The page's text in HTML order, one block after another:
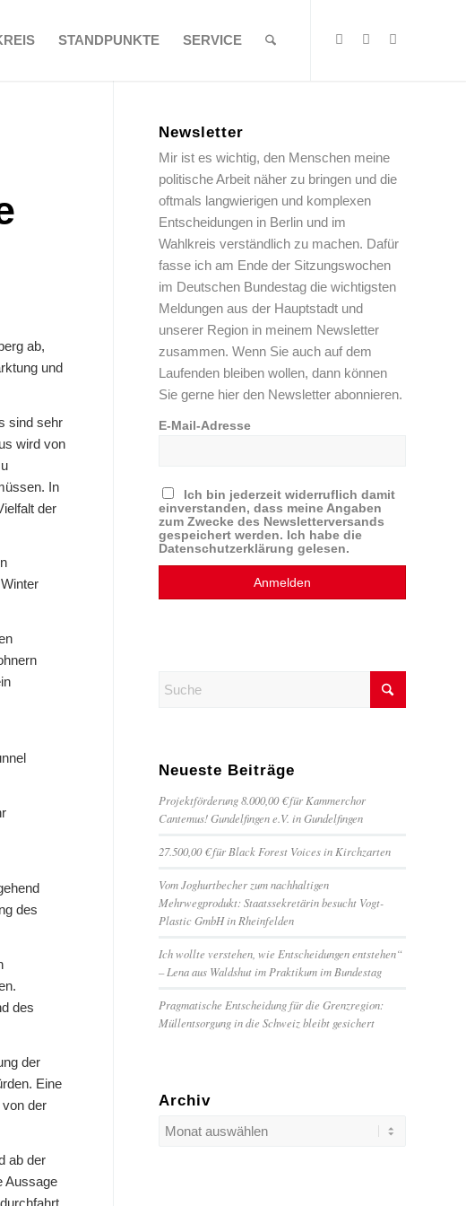
STANDPUNKTE SERVICE
ab,
und
sind sehr
wird von
In
der
des
des
der
Eine
der
ab der
Aussage
Newsletter
Mir ist es wichtig, den Menschen meine
politische Arbeit näher zu bringen und die
oftmals langwierigen und komplexen
Entscheidungen in Berlin und im
Wahlkreis verständlich zu machen. Dafür
fasse ich am Ende der Sitzungswochen
im Deutschen Bundestag die wichtigsten
Meldungen aus der Hauptstadt und
unserer Region in meinem Newsletter
zusammen. Wenn Sie auch auf dem
Laufenden bleiben wollen, dann können
Sie gerne hier den Newsletter abonnieren.
E-Mail-Adresse
Ich bin jederzeit widerruflich damit
einverstanden, dass meine Angaben
zum Zwecke des Newsletterversands
gespeichert werden. Ich habe die
Datenschutzerklärung gelesen.
Neueste Beiträge
Projektförderung 8.000,00 € für Kammerchor
Cantemus! Gundelfingen e.V. in Gundelfingen
27.500,00 € für Black Forest Voices in Kirchzarten
Vom Joghurtbecher zum nachhaltigen
Mehrwegprodukt: Staatssekretärin besucht Vogt-
Plastic GmbH in Rheinfelden
Ich wollte verstehen, wie Entscheidungen entstehen“
– Lena aus Waldshut im Praktikum im Bundestag
Pragmatische Entscheidung für die Grenzregion:
Müllentsorgung in die Schweiz bleibt gesichert
Archiv